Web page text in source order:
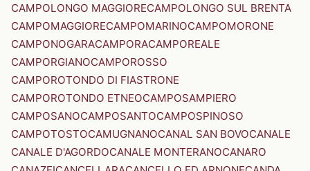
CAMPOLONGO MAGGIORECAMPOLONGO SUL BRENTA
CAMPOMAGGIORECAMPOMARINOCAMPOMORONE
CAMPONOGARACAMPORACAMPOREALE
CAMPORGIANOCAMPOROSSO
CAMPOROTONDO DI FIASTRONE
CAMPOROTONDO ETNEOCAMPOSAMPIERO
CAMPOSANOCAMPOSANTOCAMPOSPINOSO
CAMPOTOSTOCAMUGNANOCANAL SAN BOVOCANALE
CANALE D'AGORDOCANALE MONTERANOCANARO